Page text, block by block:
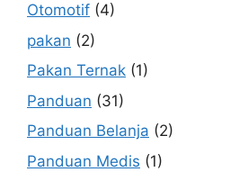
Otomotif (4)
pakan (2)
Pakan Ternak (1)
Panduan (31)
Panduan Belanja (2)
Panduan Medis (1)